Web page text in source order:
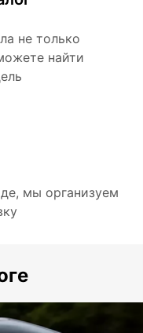
не только
найти
мы организуем